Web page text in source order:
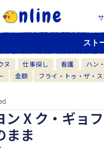
スト
ヌ 仕事探し 看護 ハン
金額 フライ・トゥ・ザ・ス
ン X ク・ギョ
まま